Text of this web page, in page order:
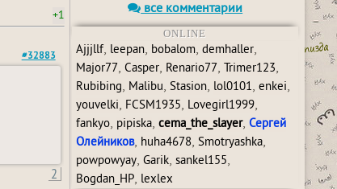
+1
#32883
2
все комментарии
ONLINE
Ajjjllf, leepan, bobalom, demhaller,
Major77, Casper, Renario77, Trimer123,
Rubibing, Malibu, Stasion, lol0101, enkei,
youvelki, FCSM1935, Lovegirl1999,
fankyo, pipiska, cema_the_slayer, Сергей
Олейников, huha4678, Smotryashka,
powpowyay, Garik, sankel155,
Bogdan_HP, lexlex